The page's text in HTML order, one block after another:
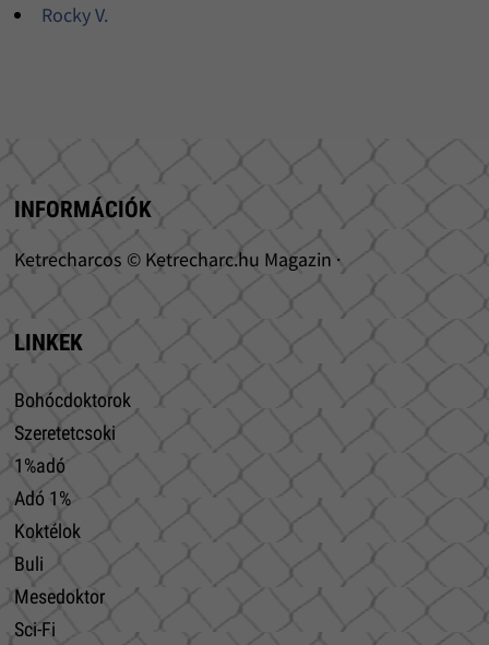
Rocky V.
INFORMÁCIÓK
Ketrecharcos © Ketrecharc.hu Magazin ·
LINKEK
Bohócdoktorok
Szeretetcsoki
1%adó
Adó 1%
Koktélok
Buli
Mesedoktor
Sci-Fi